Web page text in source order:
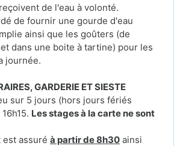
de l'eau à volonté.
de fournir une gourde d'eau
ainsi que les goûters (de
dans une boite à tartine) pour les
journée.
GARDERIE ET SIESTE
sur 5 jours (hors jours fériés
Les stages à la carte ne sont
est assuré à partir de 8h30 ainsi